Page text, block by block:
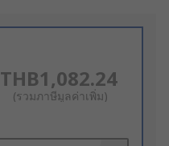
THB1,082.24
(รวมภาษีมูลค่าเพิ่ม)